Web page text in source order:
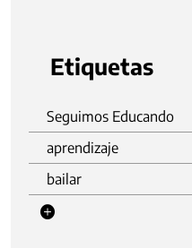
Etiquetas
Seguimos Educando
aprendizaje
bailar